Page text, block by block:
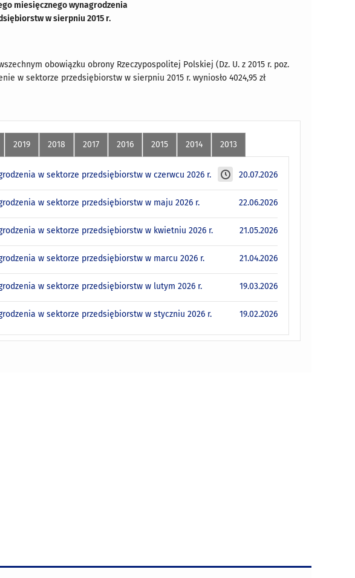
miesięcznego wynagrodzenia
w sierpniu 2015 r.
obowiązku obrony Rzeczypospolitej Polskiej (Dz. U. z 2015 r. poz.
w sektorze przedsiębiorstww sierpniu 2015 r. wyniosło 4024,95 zł
2019 2018 2017 2016 2015 2014 2013
20.07.2026
w sektorze przedsiębiorstw w czerwcu 2026 r.
22.06.2026
w sektorze przedsiębiorstw w maju 2026 r.
21.05.2026
w sektorze przedsiębiorstw w kwietniu 2026 r.
21.04.2026
w sektorze przedsiębiorstw w marcu 2026 r.
19.03.2026
w sektorze przedsiębiorstw w lutym 2026 r.
19.02.2026
w sektorze przedsiębiorstw w styczniu 2026 r.